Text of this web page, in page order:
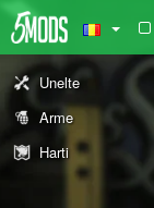
Unelte
Arme
Harti